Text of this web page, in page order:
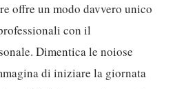
offre un modo davvero unico
con il
Dimentica le noiose
di iniziare la giornata